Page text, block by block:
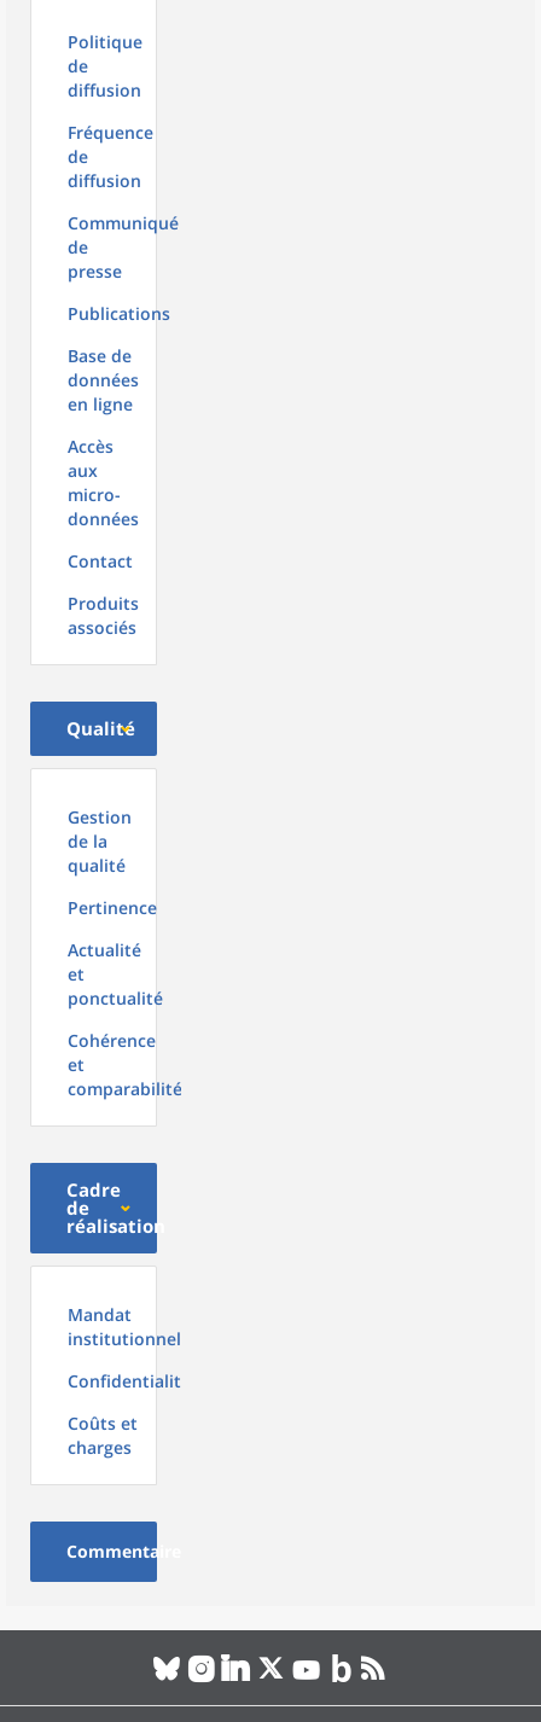
Politique
de
diffusion
Fréquence
de
diffusion
Communiqué
de
presse
Publications
Base de
données
en ligne
Accès
aux
micro-
données
Contact
Produits
associés
Qualité
Gestion
de la
qualité
Pertinence
Actualité
et
ponctualité
Cohérence
et
comparabilité
Cadre
de
réalisation
Mandat
institutionnel
Confidentialité
Coûts et
charges
Commentaire